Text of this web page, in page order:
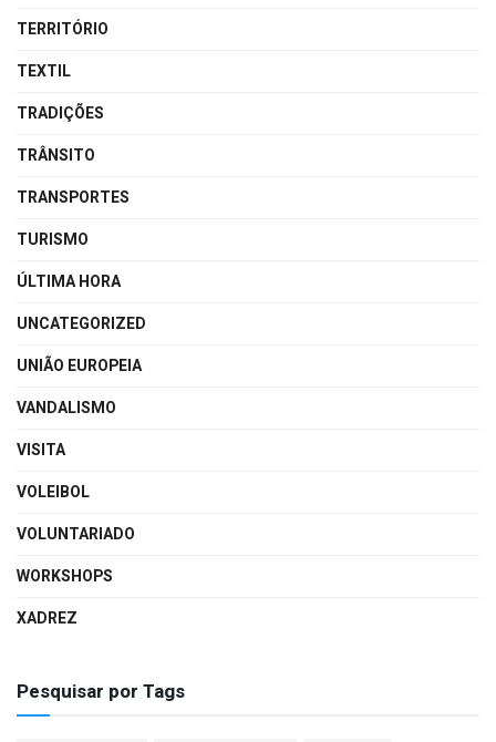
TERRITÓRIO
TEXTIL
TRADIÇÕES
TRÂNSITO
TRANSPORTES
TURISMO
ÚLTIMA HORA
UNCATEGORIZED
UNIÃO EUROPEIA
VANDALISMO
VISITA
VOLEIBOL
VOLUNTARIADO
WORKSHOPS
XADREZ
Pesquisar por Tags